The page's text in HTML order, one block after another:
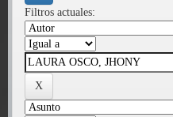
Filtros actuales: